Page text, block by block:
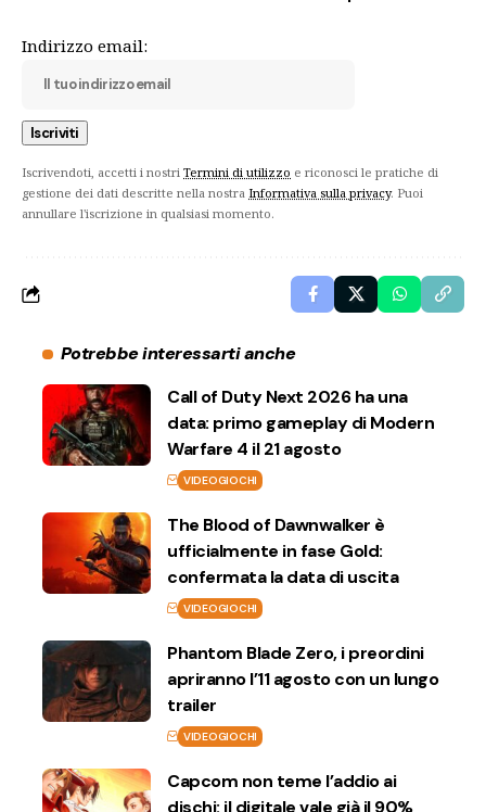
Indirizzo email:
Iscrivendoti, accetti i nostri Termini di utilizzo e riconosci le pratiche di
gestione dei dati descritte nella nostra Informativa sulla privacy. Puoi
annullare l'iscrizione in qualsiasi momento.
Potrebbe interessarti anche
Call of Duty Next 2026 ha una
data: primo gameplay di Modern
Warfare 4 il 21 agosto
VIDEOGIOCHI
The Blood of Dawnwalker è
ufficialmente in fase Gold:
confermata la data di uscita
VIDEOGIOCHI
Phantom Blade Zero, i preordini
apriranno l’11 agosto con un lungo
trailer
VIDEOGIOCHI
Capcom non teme l’addio ai
dischi: il digitale vale già il 90%